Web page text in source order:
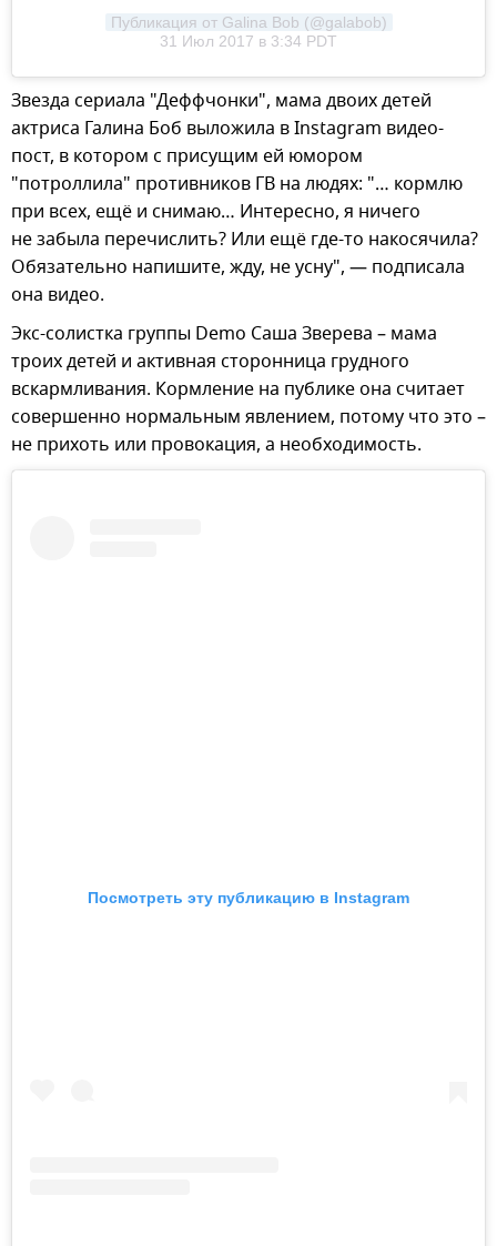
Публикация от Galina Bob (@galabob)
31 Июл 2017 в 3:34 PDT
Звезда сериала "Деффчонки", мама двоих детей
актриса Галина Боб выложила в Instagram видео-
пост, в котором с присущим ей юмором
"потроллила" противников ГВ на людях: "… кормлю
при всех, ещё и снимаю… Интересно, я ничего
не забыла перечислить? Или ещё где-то накосячила?
Обязательно напишите, жду, не усну", — подписала
она видео.
Экс-солистка группы Demo Саша Зверева – мама
троих детей и активная сторонница грудного
вскармливания. Кормление на публике она считает
совершенно нормальным явлением, потому что это –
не прихоть или провокация, а необходимость.
Посмотреть эту публикацию в Instagram